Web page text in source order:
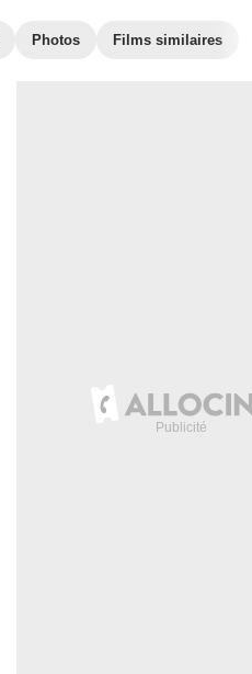
Photos Films similaires